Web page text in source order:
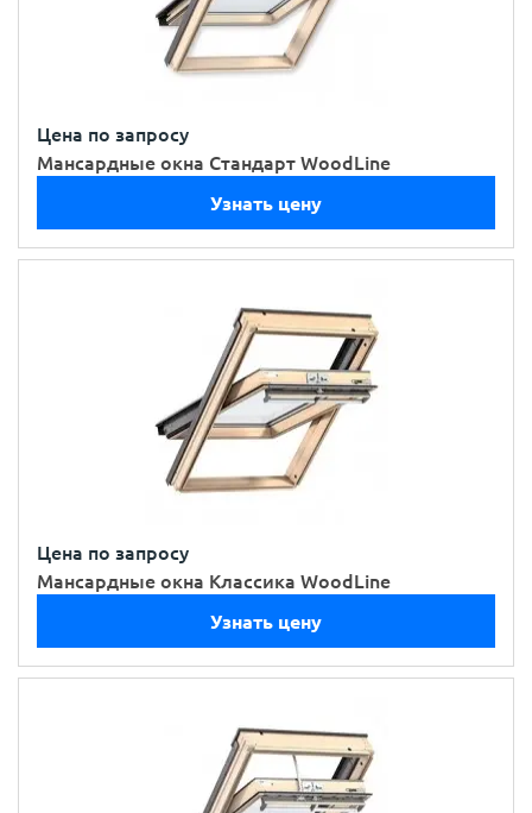
Цена по запросу
Мансардные окна Стандарт WoodLine
Узнать цену
Цена по запросу
Мансардные окна Классика WoodLine
Узнать цену